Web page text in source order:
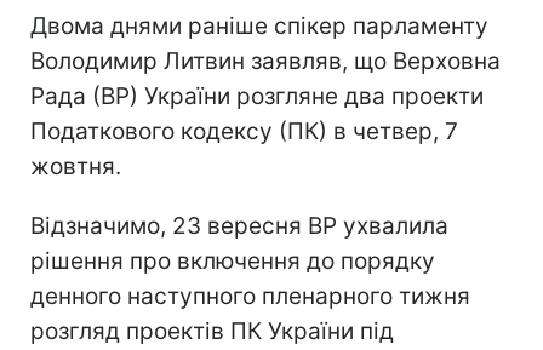
Двома днями раніше спікер парламенту
Володимир Литвин заявляв, що Верховна
Рада (ВР) України розгляне два проекти
Податкового кодексу (ПК) в четвер, 7
жовтня.
Відзначимо, 23 вересня ВР ухвалила
рішення про включення до порядку
денного наступного пленарного тижня
розгляд проектів ПК України під